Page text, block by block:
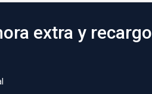
extra y recargo